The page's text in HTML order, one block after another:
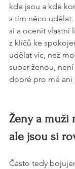
kde jsou a kde
s tím něco
si a ocenit vlastní
z klíčů ke
udělat víc, než
super-ženou,
dobré pro mě ani
Ženy a muži
ale jsou si
Často tedy